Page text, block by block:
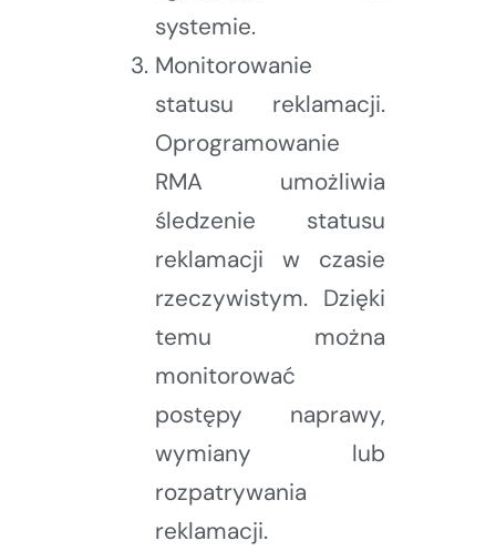
systemie.
Monitorowanie
statusu reklamacji.
Oprogramowanie
RMA umożliwia
śledzenie statusu
reklamacji w czasie
rzeczywistym. Dzięki
temu można
monitorować
postępy naprawy,
wymiany lub
rozpatrywania
reklamacji.